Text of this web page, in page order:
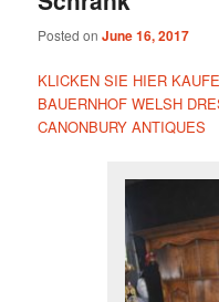
Posted onJune 16, 2017
KLICKEN SIE HIER
BAUERNHOF WELSH
CANONBURY ANTIQUES